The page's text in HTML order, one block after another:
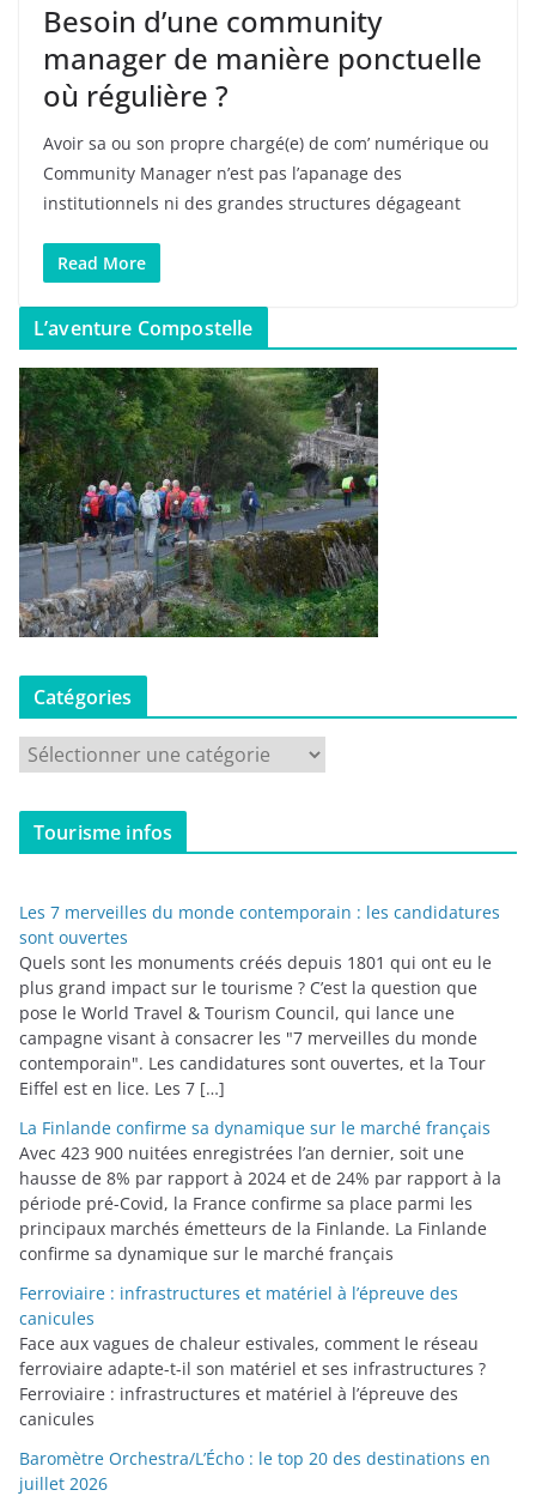
Besoin d’une community
manager de manière ponctuelle
où régulière ?
Avoir sa ou son propre chargé(e) de com’ numérique ou
Community Manager n’est pas l’apanage des
institutionnels ni des grandes structures dégageant
Read More
L’aventure Compostelle
Catégories
a
t
r
i
e
s
Tourisme infos
Les 7 merveilles du monde contemporain : les candidatures
sont ouvertes
Quels sont les monuments créés depuis 1801 qui ont eu le
plus grand impact sur le tourisme ? C’est la question que
pose le World Travel & Tourism Council, qui lance une
campagne visant à consacrer les "7 merveilles du monde
contemporain". Les candidatures sont ouvertes, et la Tour
Eiffel est en lice. Les 7 […]
La Finlande confirme sa dynamique sur le marché français
Avec 423 900 nuitées enregistrées l’an dernier, soit une
hausse de 8% par rapport à 2024 et de 24% par rapport à la
période pré-Covid, la France confirme sa place parmi les
principaux marchés émetteurs de la Finlande. La Finlande
confirme sa dynamique sur le marché français
Ferroviaire : infrastructures et matériel à l’épreuve des
canicules
Face aux vagues de chaleur estivales, comment le réseau
ferroviaire adapte-t-il son matériel et ses infrastructures ?
Ferroviaire : infrastructures et matériel à l’épreuve des
canicules
Baromètre Orchestra/L’Écho : le top 20 des destinations en
juillet 2026